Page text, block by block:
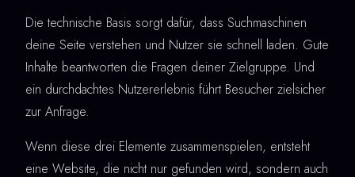
Die technische Basis sorgt dafür, dass Suchmaschinen
deine Seite verstehen und Nutzer sie schnell laden. Gute
Inhalte beantworten die Fragen deiner Zielgruppe. Und
ein durchdachtes Nutzererlebnis führt Besucher zielsicher
zur Anfrage.
Wenn diese drei Elemente zusammenspielen, entsteht
eine Website, die nicht nur gefunden wird, sondern auch